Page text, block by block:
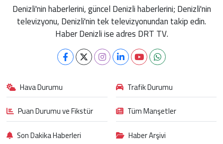
Denizli'nin haberlerini, güncel Denizli haberlerini; Denizli'nin
televizyonu, Denizli'nin tek televizyonundan takip edin.
Haber Denizli ise adres DRT TV.
Hava Durumu
Trafik Durumu
Puan Durumu ve Fikstür
Tüm Manşetler
Son Dakika Haberleri
Haber Arşivi